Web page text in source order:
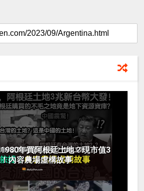
1980年買阿根廷土地？現市值3
內容農場虛構故事